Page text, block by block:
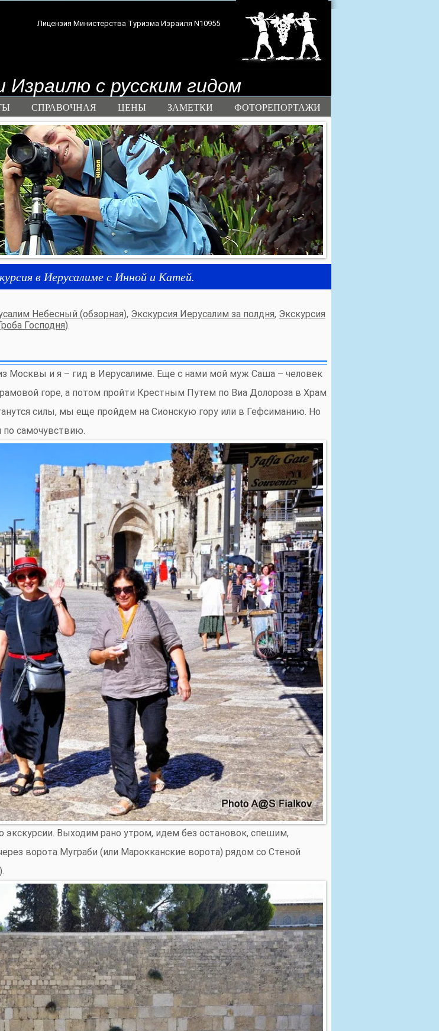
Лицензия Министерства Туризма Израиля N10955
Израилю с русским гидом
СПРАВОЧНАЯ ЦЕНЫ ЗАМЕТКИ ФОТОРЕПОРТАЖИ
в Иерусалиме с Инной и Катей.
Небесный (обзорная), Экскурсия Иерусалим за полдня, Экскурсия
Господня).
Москвы и я – гид в Иерусалиме. Еще с нами мой муж Саша – человек
горе, а потом пройти Крестным Путем по Виа Долороза в Храм
силы, мы еще пройдем на Сионскую гору или в Гефсиманию. Но
по самочувствию.
экскурсии. Выходим рано утром, идем без остановок, спешим,
ворота Муграби (или Марокканские ворота) рядом со Стеной